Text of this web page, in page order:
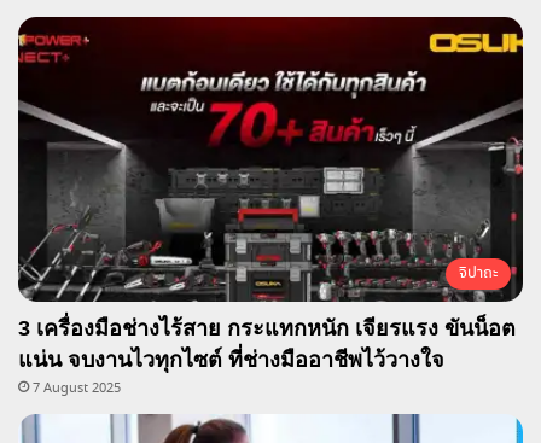
จิปาถะ
3 เครื่องมือช่างไร้สาย กระแทกหนัก เจียรแรง ขันน็อต
แน่น จบงานไวทุกไซต์ ที่ช่างมืออาชีพไว้วางใจ
7 August 2025